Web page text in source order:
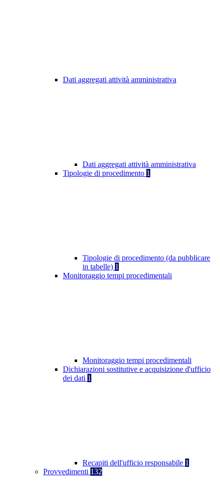
Dati aggregati attività amministrativa
Dati aggregati attività amministrativa
Tipologie di procedimento 1
Tipologie di procedimento (da pubblicare
in tabelle) 1
Monitoraggio tempi procedimentali
Monitoraggio tempi procedimentali
Dichiarazioni sostitutive e acquisizione d'ufficio
dei dati 1
Recapiti dell'ufficio responsabile 1
Provvedimenti 132